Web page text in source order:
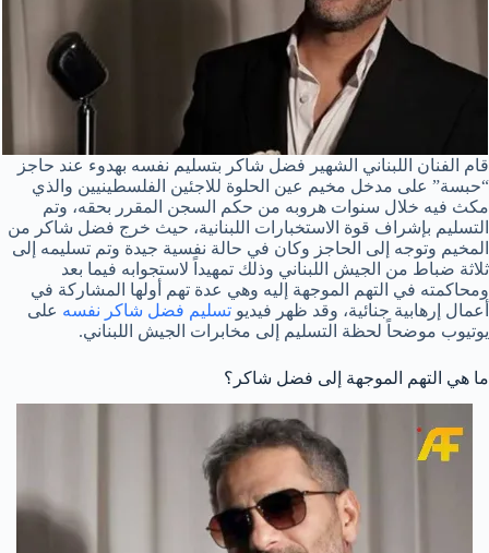
قام الفنان اللبناني الشهير فضل شاكر بتسليم نفسه بهدوء عند حاجز
“حبسة” على مدخل مخيم عين الحلوة للاجئين الفلسطينيين والذي
مكث فيه خلال سنوات هروبه من حكم السجن المقرر بحقه، وتم
التسليم بإشراف قوة الاستخبارات اللبنانية، حيث خرج فضل شاكر من
المخيم وتوجه إلى الحاجز وكان في حالة نفسية جيدة وتم تسليمه إلى
ثلاثة ضباط من الجيش اللبناني وذلك تمهيداً لاستجوابه فيما بعد
ومحاكمته في التهم الموجهة إليه وهي عدة تهم أولها المشاركة في
أعمال إرهابية جنائية، وقد ظهر فيديو تسليم فضل شاكر نفسه على
يوتيوب موضحاً لحظة التسليم إلى مخابرات الجيش اللبناني.
ما هي التهم الموجهة إلى فضل شاكر؟